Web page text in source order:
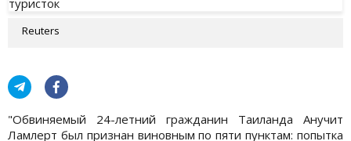
Reuters
"Обвиняемый 24-летний гражданин Таиланда Анучит
Ламлерт был признан виновным по пяти пунктам: попытка